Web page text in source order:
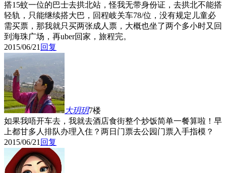
搭15蚊一位的巴士去拱北站，怪我无带身份证，去拱北不能搭
轻轨，只能继续搭大巴，回程岐关车78/位，没有规定儿童必
需买票，那我就只买两张成人票，大概也坐了两个多小时又回
到海珠广场，再uber回家，旅程完。
2015/06/21回复
大玥玥7楼
如果我唔开车去，我就去酒店食街整个炒饭简单一餐算啦！早
上都甘多人排队办理入住？两日门票去公园门票入手指模？
2015/06/21回复